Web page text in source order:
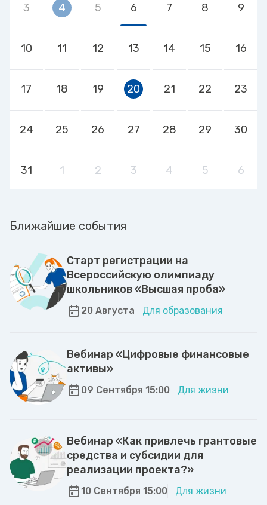
3 4 5 6 7 8 9
10 11 12 13 14 15 16
17 18 19 20 21 22 23
24 25 26 27 28 29 30
31 1 2 3 4 5 6
Ближайшие события
Старт регистрации на
Всероссийскую олимпиаду
школьников «Высшая проба»
20 Августа Для образования
Вебинар «Цифровые финансовые
активы»
09 Сентября 15:00 Для жизни
Вебинар «Как привлечь грантовые
средства и субсидии для
реализации проекта?»
10 Сентября 15:00 Для жизни